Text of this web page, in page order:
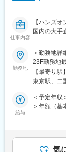
■プロジェ
DI
システム刷
企業で長く
を刷新する
す。対象が
テムを手
ータ活用を
■豊富なキ
仕事内容
【ハンズ
国内の大手
■業務内容：
ジュニア
場で、経
営の課題解
変革を起
【変更の
・経営企画
組織や人
勤務地
＜勤務地詳
23F勤務地
場所あり変
【最寄り駅】
東京駅、二
給与
＜予定年収
＞年額（基
給与補足
気